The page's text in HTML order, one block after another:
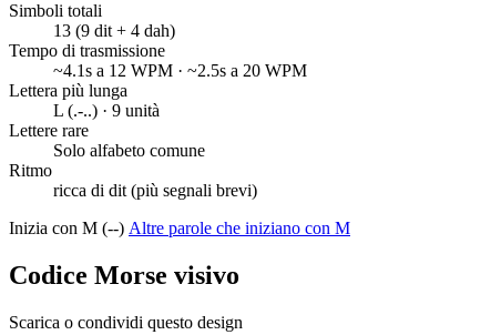
Simboli totali
13 (9 dit + 4 dah)
Tempo di trasmissione
~4.1s a 12 WPM · ~2.5s a 20 WPM
Lettera più lunga
L (.-..) · 9 unità
Lettere rare
Solo alfabeto comune
Ritmo
ricca di dit (più segnali brevi)
Inizia con M (--) Altre parole che iniziano con M
Codice Morse visivo
Scarica o condividi questo design